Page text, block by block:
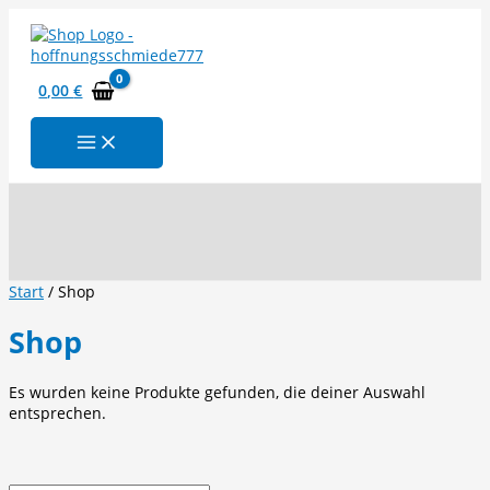
Inhalt
springen
0,00€
Start / Shop
Shop
Es wurden keine Produkte gefunden, die deiner Auswahl
entsprechen.